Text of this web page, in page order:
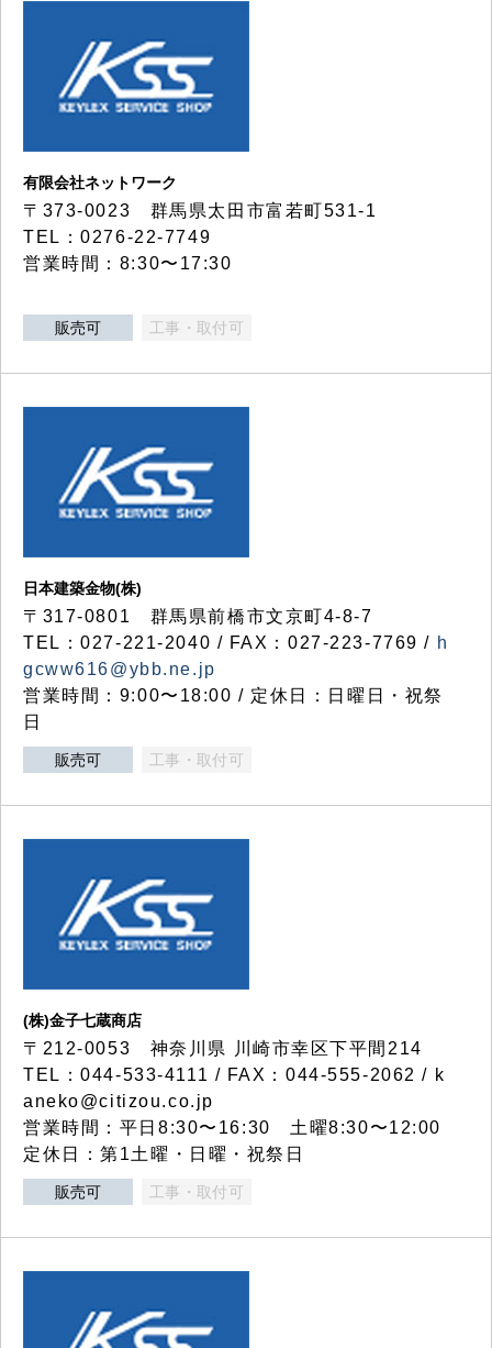
有限会社ネットワーク
〒373-0023 群馬県太田市富若町531-1
TEL：0276-22-7749
営業時間：8:30〜17:30
販売可 工事・取付可
日本建築金物(株)
〒317‐0801 群馬県前橋市文京町4-8-7
TEL：027-221-2040 / FAX：027-223-7769 / h
gcww616@ybb.ne.jp
営業時間：9:00〜18:00 / 定休日：日曜日・祝祭
日
販売可 工事・取付可
(株)金子七蔵商店
〒212-0053 神奈川県 川崎市幸区下平間214
TEL：044-533-4111 / FAX：044-555-2062 / k
aneko@citizou.co.jp
営業時間：平日8:30〜16:30 土曜8:30〜12:00
定休日：第1土曜・日曜・祝祭日
販売可 工事・取付可